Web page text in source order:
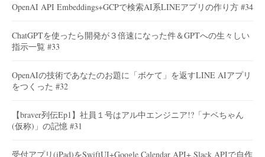
OpenAI API Embeddings+GCPで検索AI系LINEアプリの作り方 #34
ChatGPTを使ったら開発が３倍速になった件＆GPTへの生々しい
指示一覧 #33
OpenAIの技術であなたのお題に「ボケて」を返すLINE AIアプリ
をつくった #32
【braver列伝Ep1】社員１号はアル中エンジニア!?「ナベちゃん
(仮称)」の記憶 #31
受付アプリ(iPad)をSwiftUI+Google Calendar API+ Slack APIで自作